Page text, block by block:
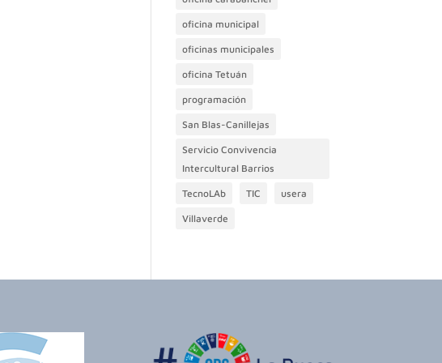
oficina municipal
oficinas municipales
oficina Tetuán
programación
San Blas-Canillejas
Servicio Convivencia
Intercultural Barrios
TecnoLAb TIC usera
Villaverde